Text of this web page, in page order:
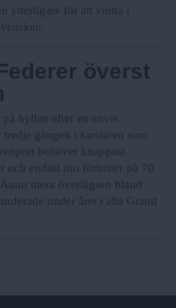
ytterligare för att vinna i
överst
hyllan efter en envis
tredje gången i karriären som
behöver knappast
och endast nio förluster på 70
mera överlägsen bland
under året i alla Grand